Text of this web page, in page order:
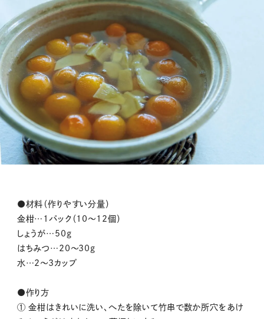
●材料（作りやすい分量）
金柑…1パック（10～12個）
しょうが…50g
はちみつ…20～30g
水…2～3カップ
●作り方
① 金柑はきれいに洗い、へたを除いて竹串で数か所穴をあけ